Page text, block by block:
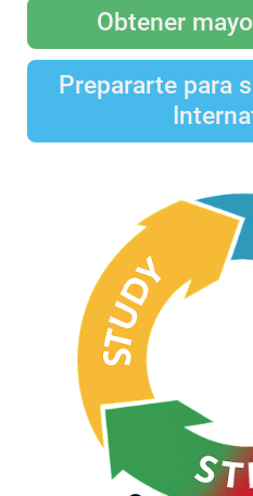
Obtener
Prepararte para